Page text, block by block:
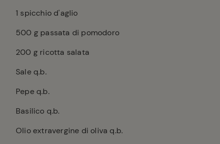
1 spicchio d'aglio
500 g passata di pomodoro
200 g ricotta salata
Sale q.b.
Pepe q.b.
Basilico q.b.
Olio extravergine di oliva q.b.